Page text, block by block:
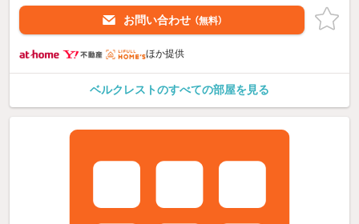
お問い合わせ （無料）
ほか提供
ベルクレストのすべての部屋を見る